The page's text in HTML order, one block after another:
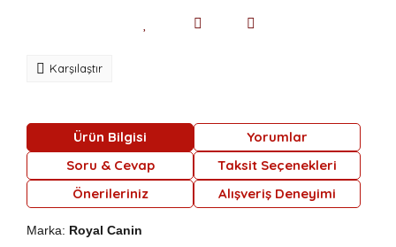
Karşılaştır
Ürün Bilgisi
Yorumlar
Soru & Cevap
Taksit Seçenekleri
Önerileriniz
Alışveriş Deneyimi
Marka: Royal Canin